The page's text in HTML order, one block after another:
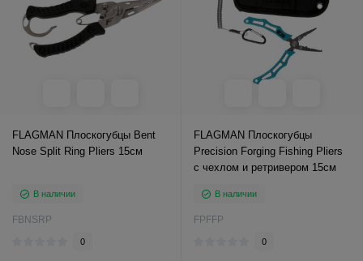
FLAGMAN Плоскогубцы Bent
Nose Split Ring Pliers 15см
В наличии
FBNSRP
0
FLAGMAN Плоскогубцы
Precision Forging Fishing Pliers
с чехлом и ретривером 15см
В наличии
FPFFP
0